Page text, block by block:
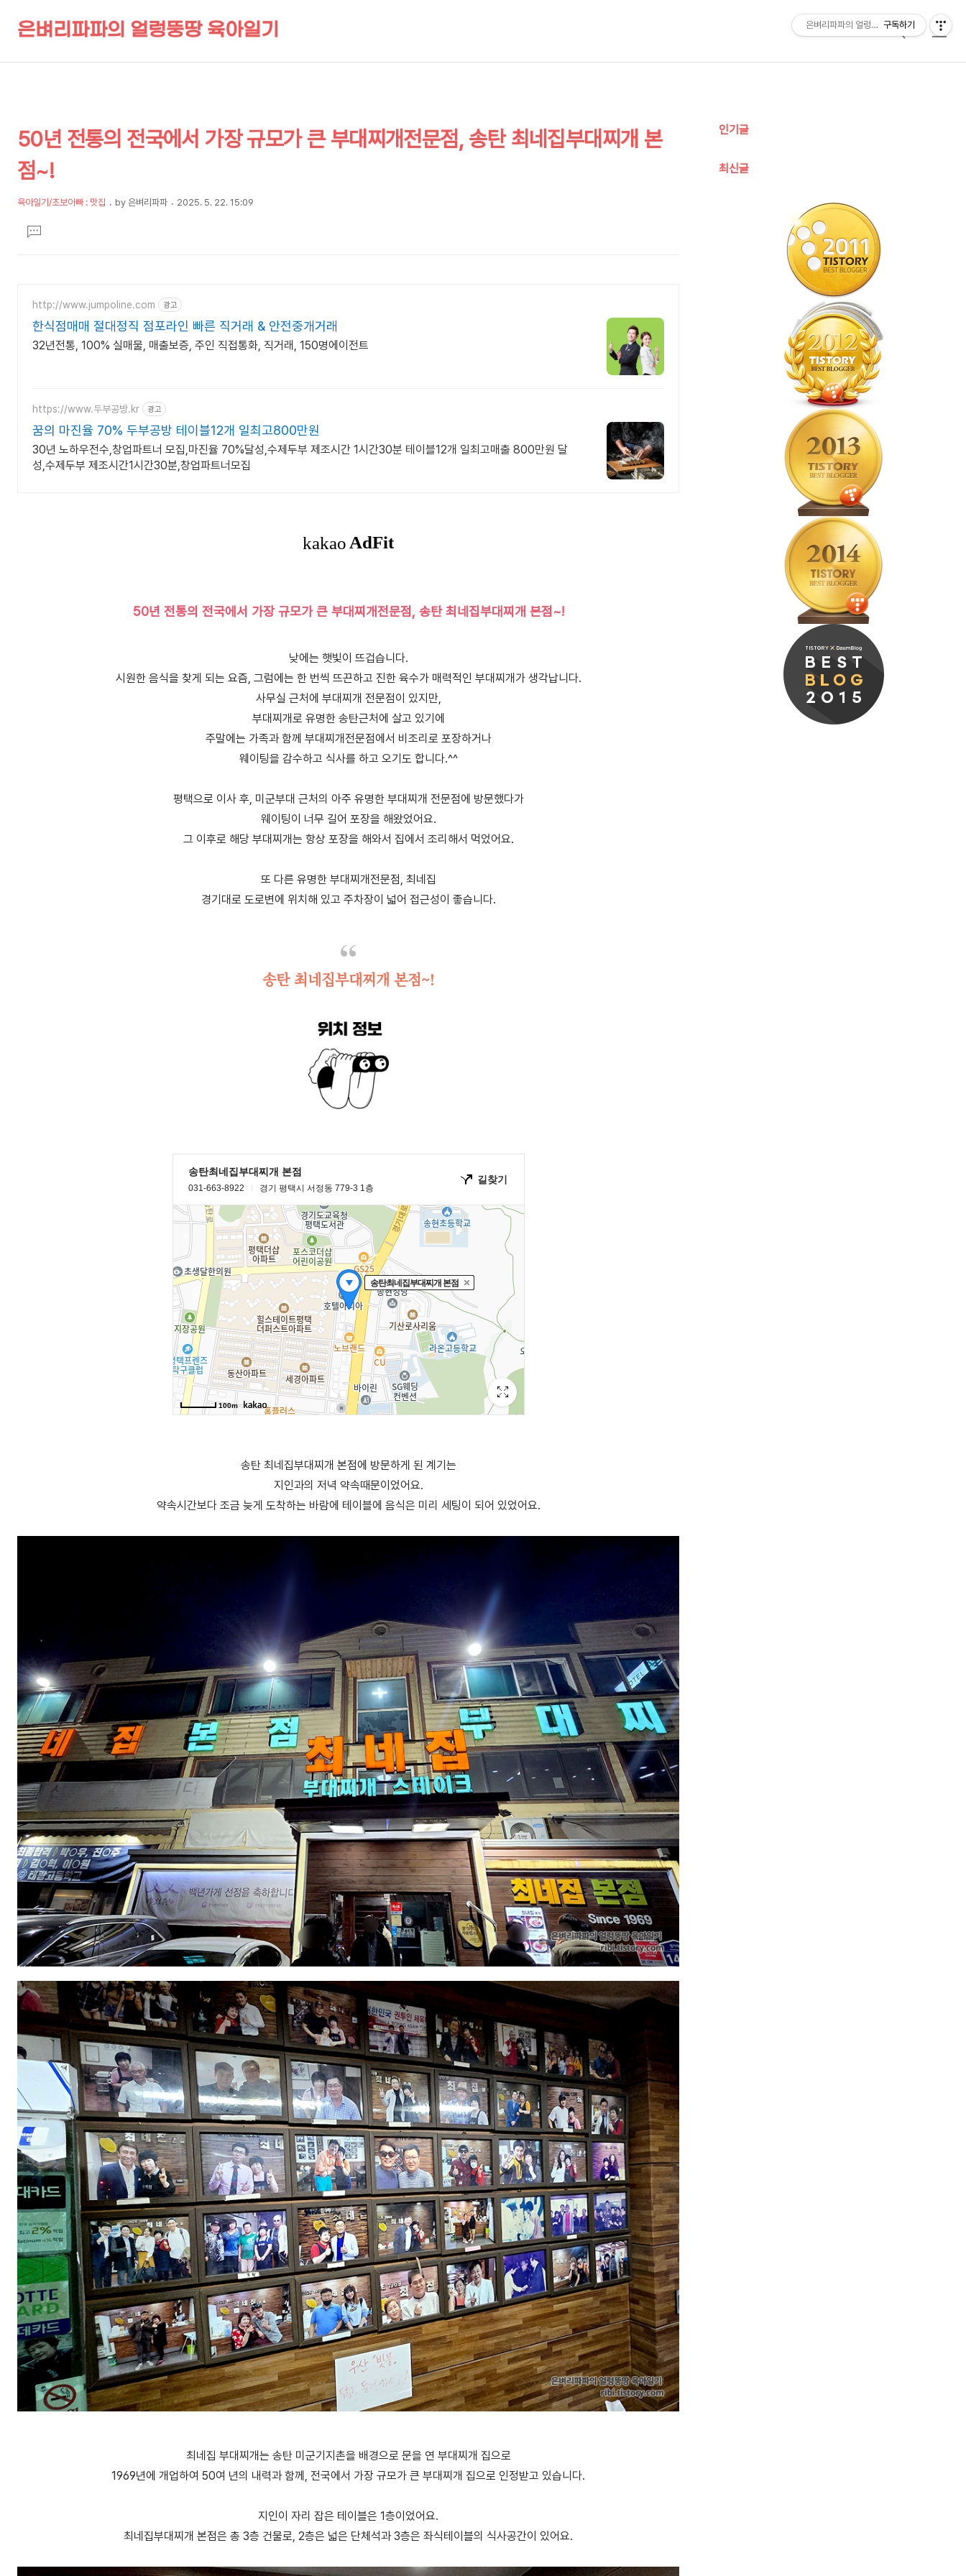
은벼리파파의 얼렁뚱땅 육아일기
검
메
상
세
컨
텐
츠
본
문
제
목
50년 전통의 전국에서 가장 규모가 큰 부대찌개전문점, 송탄 최네집부대찌개 본
점~!
육아일기/초보아빠 : 맛집 by 은벼리파파 2025. 5. 22. 15:09
댓
글
http://www.jumpoline.com 광고
한식점매매 절대정직 점포라인 빠른 직거래 & 안전중개거래
32년전통, 100% 실매물, 매출보증, 주인 직접통화, 직거래, 150명에이전트
https://www.두부공방.kr 광고
꿈의 마진율 70% 두부공방 테이블12개 일최고800만원
30년 노하우전수,창업파트너 모집,마진율 70%달성,수제두부 제조시간 1시간30분 테이블12개 일최고매출 800만원 달
성,수제두부 제조시간1시간30분,창업파트너모집
50년 전통의 전국에서 가장 규모가 큰 부대찌개전문점, 송탄 최네집부대찌개 본점~!
낮에는 햇빛이 뜨겁습니다.
시원한 음식을 찾게 되는 요즘, 그럼에는 한 번씩 뜨끈하고 진한 육수가 매력적인 부대찌개가 생각납니다.
사무실 근처에 부대찌개 전문점이 있지만,
부대찌개로 유명한 송탄근처에 살고 있기에
주말에는 가족과 함께 부대찌개전문점에서 비조리로 포장하거나
웨이팅을 감수하고 식사를 하고 오기도 합니다.^^
평택으로 이사 후, 미군부대 근처의 아주 유명한 부대찌개 전문점에 방문했다가
웨이팅이 너무 길어 포장을 해왔었어요.
그 이후로 해당 부대찌개는 항상 포장을 해와서 집에서 조리해서 먹었어요.
또 다른 유명한 부대찌개전문점, 최네집
경기대로 도로변에 위치해 있고 주차장이 넓어 접근성이 좋습니다.
송탄 최네집부대찌개 본점~!
송탄 최네집부대찌개 본점에 방문하게 된 계기는
지인과의 저녁 약속때문이었어요.
약속시간보다 조금 늦게 도착하는 바람에 테이블에 음식은 미리 세팅이 되어 있었어요.
최네집 부대찌개는 송탄 미군기지촌을 배경으로 문을 연 부대찌개 집으로
1969년에 개업하여 50여 년의 내력과 함께, 전국에서 가장 규모가 큰 부대찌개 집으로 인정받고 있습니다.
지인이 자리 잡은 테이블은 1층이었어요.
최네집부대찌개 본점은 총 3층 건물로, 2층은 넓은 단체석과 3층은 좌식테이블의 식사공간이 있어요.
추
정
인기글
최신글
은벼리파파의 얼렁뚱땅 육아일기
구독하기